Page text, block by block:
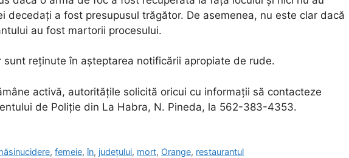
decedați a fost presupusul trăgător. De asemenea, nu este clar dacă
au fost martorii procesului.
sunt reținute în așteptarea notificării apropiate de rude.
activă, autoritățile solicită oricui cu informații să contacteze
de Poliție din La Habra, N. Pineda, la 562-383-4353.
,femeie,în, județului, mort, Orange, restaurantul